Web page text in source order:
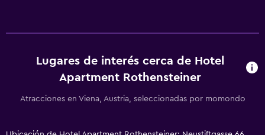
Lugares de interés cerca de Hotel
Apartment Rothensteiner
Atracciones en Viena, Austria, seleccionadas por momondo